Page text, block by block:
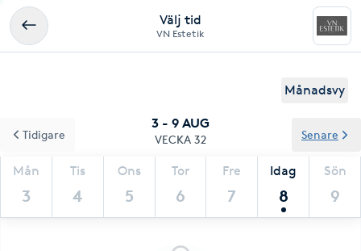
Välj tid
VN Estetik
Månadsvy
3 - 9 AUG
VECKA 32
Mån
3
Tis
4
Ons
5
Tor
6
Fre
7
Idag
8
Sön
9
Tidigare Senare